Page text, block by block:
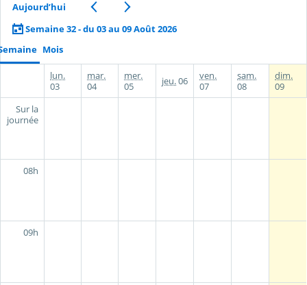
Aujourd’hui
Semaine 32 - du 03 au 09 Août 2026
Mois
lun.
03
mar.
04
mer.
05
jeu.06
ven.
07
sam.
08
dim.
09
Sur la
journée
08h
09h